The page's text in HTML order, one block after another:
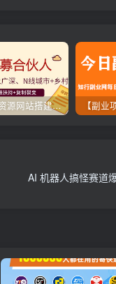
【虚拟资源网站搭建服务】加盟本站系统，做一个和本站一样的独立网站，躺赚的项目
AI 机器人搞怪赛道